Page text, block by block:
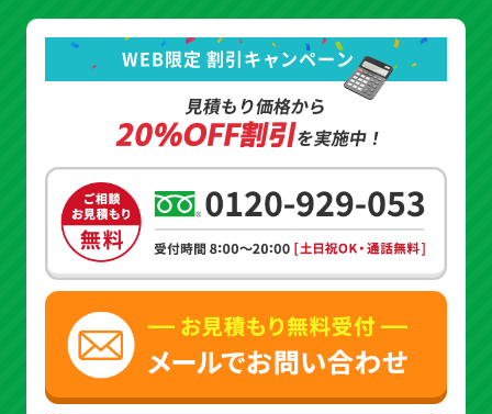
WEB限定 割引キャンペーン
見積もり価格から
20%OFF割引を実施中！